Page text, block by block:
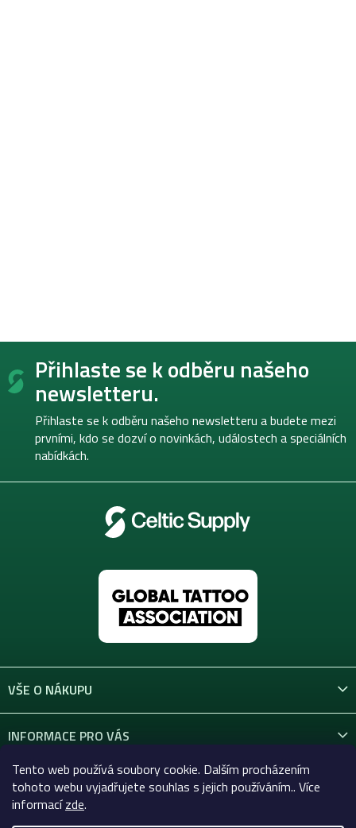
Tento web používá soubory cookie. Dalším procházením
tohoto webu vyjadřujete souhlas s jejich používáním.. Více
informacízde.
Z
Přihlaste se k odběru našeho
newsletteru.
Přihlaste se k odběru našeho newsletteru a budete mezi
prvními, kdo se dozví o novinkách, událostech a speciálních
nabídkách.
VŠE O NÁKUPU
INFORMACE PRO VÁS
KONTAKT